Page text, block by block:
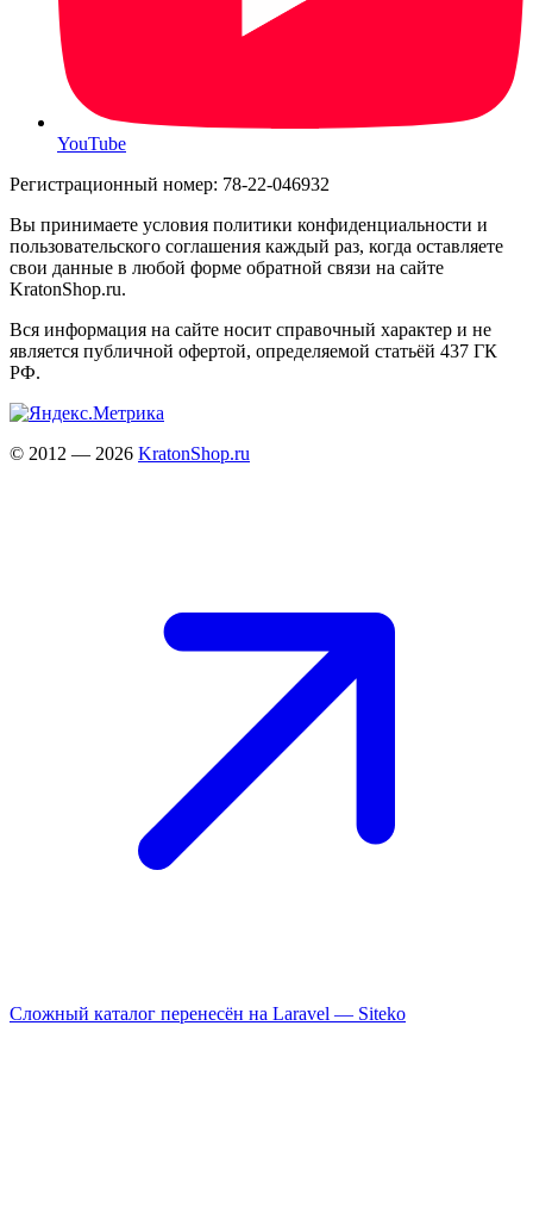
YouTube
Регистрационный номер: 78-22-046932
Вы принимаете условия политики конфиденциальности и
пользовательского соглашения каждый раз, когда оставляете
свои данные в любой форме обратной связи на сайте
KratonShop.ru.
Вся информация на сайте носит справочный характер и не
является публичной офертой, определяемой статьёй 437 ГК
РФ.
© 2012 — 2026 KratonShop.ru
Сложный каталог перенесён на Laravel — Siteko